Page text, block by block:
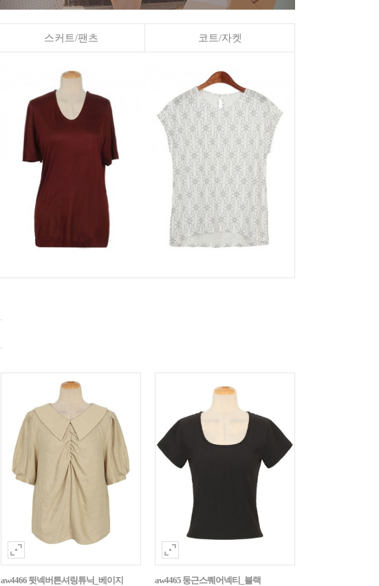
스커트/팬츠 코트/자켓
aw4466 뒷넥버튼셔링튜닉_베이지 aw4465 둥근스퀘어넥티_블랙